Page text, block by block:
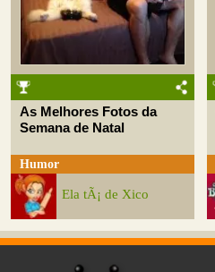
As Melhores Fotos da
Semana de Natal
Humor
Ela tÃ¡ de Xico